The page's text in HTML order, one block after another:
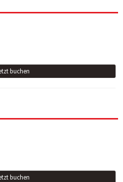
buchen
buchen